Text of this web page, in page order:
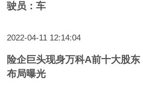
驶员：车
2022-04-11 12:14:04
险企巨头现身万科A前十大股
布局曝光